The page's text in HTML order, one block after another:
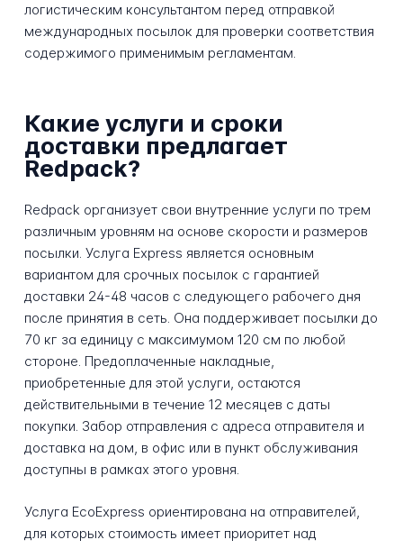
логистическим консультантом перед отправкой
международных посылок для проверки соответствия
содержимого применимым регламентам.
Какие услуги и сроки
доставки предлагает
Redpack?
Redpack организует свои внутренние услуги по трем
различным уровням на основе скорости и размеров
посылки. Услуга Express является основным
вариантом для срочных посылок с гарантией
доставки 24-48 часов с следующего рабочего дня
после принятия в сеть. Она поддерживает посылки до
70 кг за единицу с максимумом 120 см по любой
стороне. Предоплаченные накладные,
приобретенные для этой услуги, остаются
действительными в течение 12 месяцев с даты
покупки. Забор отправления с адреса отправителя и
доставка на дом, в офис или в пункт обслуживания
доступны в рамках этого уровня.
Услуга EcoExpress ориентирована на отправителей,
для которых стоимость имеет приоритет над